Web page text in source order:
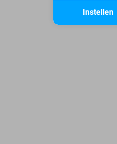
Instellen